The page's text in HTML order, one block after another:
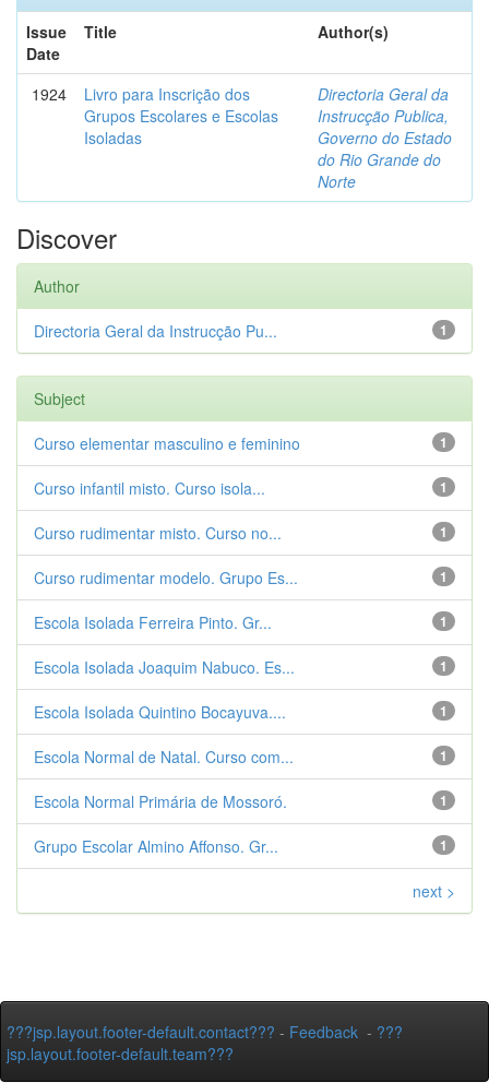
Issue
Date
Title Author(s)
1924
Livro para Inscrição dos
Grupos Escolares e Escolas
Isoladas
Directoria Geral da
Instrucção Publica,
Governo do Estado
do Rio Grande do
Norte
Discover
Author
1
Directoria Geral da Instrucção Pu...
Subject
1
Curso elementar masculino e feminino
1
Curso infantil misto. Curso isola...
1
Curso rudimentar misto. Curso no...
1
Curso rudimentar modelo. Grupo Es...
1
Escola Isolada Ferreira Pinto. Gr...
1
Escola Isolada Joaquim Nabuco. Es...
1
Escola Isolada Quintino Bocayuva....
1
Escola Normal de Natal. Curso com...
1
Escola Normal Primária de Mossoró.
1
Grupo Escolar Almino Affonso. Gr...
next >
???jsp.layout.footer-default.contact??? - Feedback - ???
jsp.layout.footer-default.team???